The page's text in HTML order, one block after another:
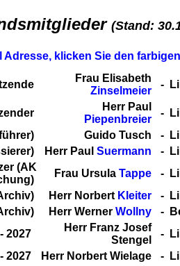
(Stand:
Adresse, klicken Sie den
Frau Elisabeth
Zinselmeier
-
Herr Paul
Piepenbreier
-
Guido Tusch
-
Herr Paul Suermann
-
(AK
Frau Ursula Tappe
-
Herr Norbert Kleiter
-
Herr Werner Wollny
-
2027
Herr Franz Josef
Stengel
-
2027
Herr Norbert Wielage -